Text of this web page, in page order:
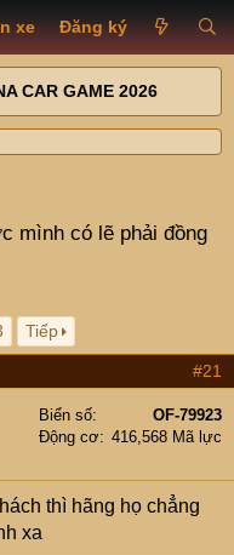
xe Đăng ký
CAR GAME 2026
mình có lẽ phải đồng
Tiếp
#21
Biển số
OF-79923
Động cơ
416,568 Mã lực
thì hãng họ chẳng
xa